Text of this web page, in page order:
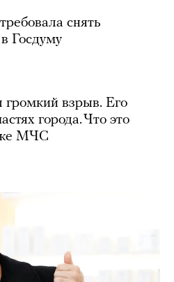
снять
Госдуму
громкий взрыв. Его
города. Что это
МЧС